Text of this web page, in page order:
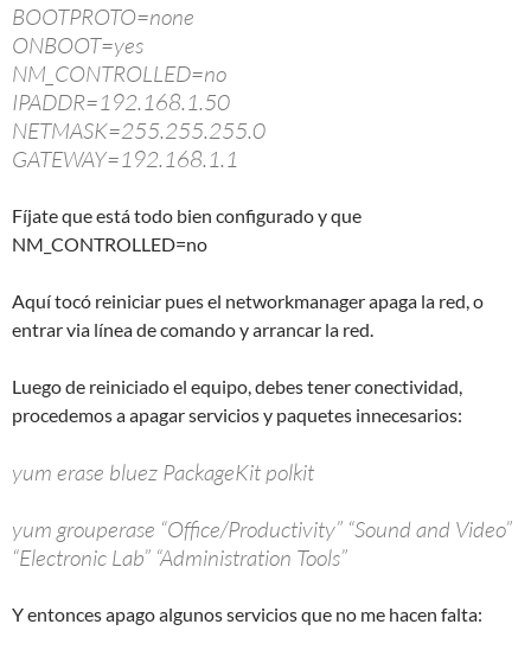
BOOTPROTO=none
ONBOOT=yes
NM_CONTROLLED=no
IPADDR=192.168.1.50
NETMASK=255.255.255.0
GATEWAY=192.168.1.1
Fíjate que está todo bien configurado y que
NM_CONTROLLED=no
Aquí tocó reiniciar pues el networkmanager apaga la red, o
entrar via línea de comando y arrancar la red.
Luego de reiniciado el equipo, debes tener conectividad,
procedemos a apagar servicios y paquetes innecesarios:
yum erase bluez PackageKit polkit
yum grouperase “Office/Productivity” “Sound and Video”
“Electronic Lab” “Administration Tools”
Y entonces apago algunos servicios que no me hacen falta: